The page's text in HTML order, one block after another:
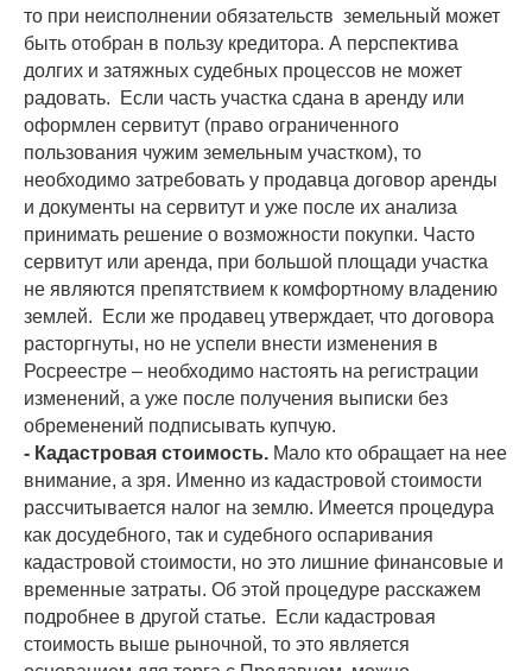
то при неисполнении обязательств земельный может
быть отобран в пользу кредитора. А перспектива
долгих и затяжных судебных процессов не может
радовать. Если часть участка сдана в аренду или
оформлен сервитут (право ограниченного
пользования чужим земельным участком), то
необходимо затребовать у продавца договор аренды
и документы на сервитут и уже после их анализа
принимать решение о возможности покупки. Часто
сервитут или аренда, при большой площади участка
не являются препятствием к комфортному владению
землей. Если же продавец утверждает, что договора
расторгнуты, но не успели внести изменения в
Росреестре – необходимо настоять на регистрации
изменений, а уже после получения выписки без
обременений подписывать купчую.
- Кадастровая стоимость. Мало кто обращает на нее
внимание, а зря. Именно из кадастровой стоимости
рассчитывается налог на землю. Имеется процедура
как досудебного, так и судебного оспаривания
кадастровой стоимости, но это лишние финансовые и
временные затраты. Об этой процедуре расскажем
подробнее в другой статье. Если кадастровая
стоимость выше рыночной, то это является